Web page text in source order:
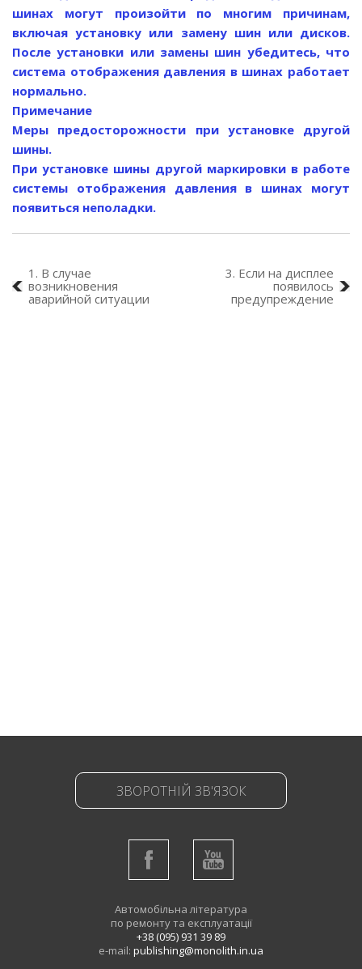
шинах могут произойти по многим причинам,
включая установку или замену шин или дисков.
После установки или замены шин убедитесь, что
система отображения давления в шинах работает
нормально.
Примечание
Меры предосторожности при установке другой
шины.
При установке шины другой маркировки в работе
системы отображения давления в шинах могут
появиться неполадки.
1. В случае
возникновения
аварийной ситуации
3. Если на дисплее
появилось
предупреждение
ЗВОРОТНІЙ ЗВ'ЯЗОК
Автомобільна література
по ремонту та експлуатації
+38 (095) 931 39 89
e-mail: publishing@monolith.in.ua